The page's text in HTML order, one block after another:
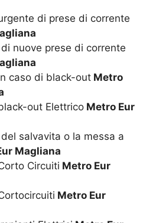
di prese di corrente
nuove prese di corrente
caso di black-out Metro
out Elettrico Metro Eur
salvavita o la messa a
Magliana
Circuiti Metro Eur
Metro Eur